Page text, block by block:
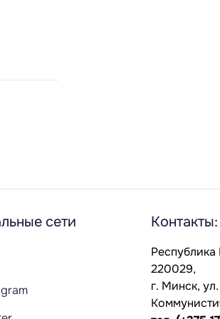
сети Контакты:
Республика
220029,
г. Минск, ул.